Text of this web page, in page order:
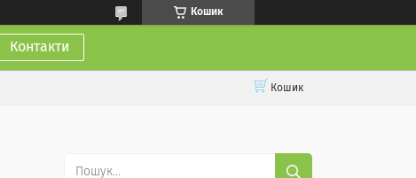
Кошик
Контакти
Кошик